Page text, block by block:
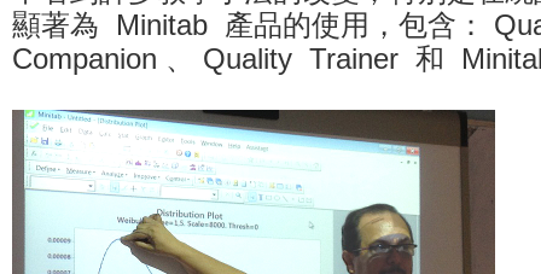
顯著為 Minitab 產品的使用，包含：
Companion 、 Quality Trainer 和